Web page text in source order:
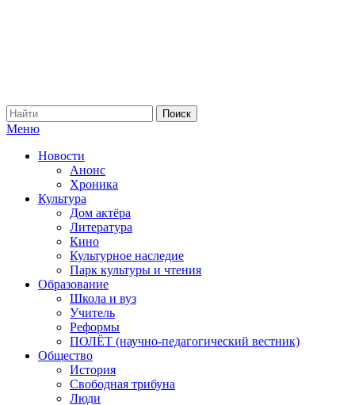
Меню
Новости
Анонс
Хроника
Культура
Дом актёра
Литература
Кино
Культурное наследие
Парк культуры и чтения
Образование
Школа и вуз
Учитель
Реформы
ПОЛЁТ (научно-педагогический вестник)
Общество
История
Свободная трибуна
Люди